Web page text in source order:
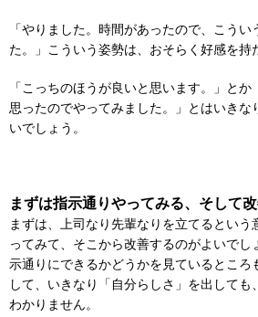
「やりました。時間があったので、
こうい
た。」こういう姿勢は、 おそらく好感を持
「こっちのほうが良いと思います。」とか
思ったのでやってみました。」
とはいきな
いでしょう。
まずは指示通りやってみる、そして
まずは、上司なり先輩なりを立てるという
ってみて、そこから改善するのがよいでし
示通りにできるかどうかを見ているところ
して、いきなり「自分らしさ」を出しても、
わかりません。